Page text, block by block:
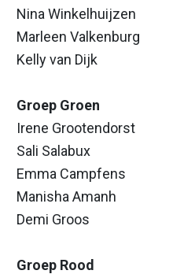
Nina Winkelhuijzen
Marleen Valkenburg
Kelly van Dijk
Groep Groen
Irene Grootendorst
Sali Salabux
Emma Campfens
Manisha Amanh
Demi Groos
Groep Rood